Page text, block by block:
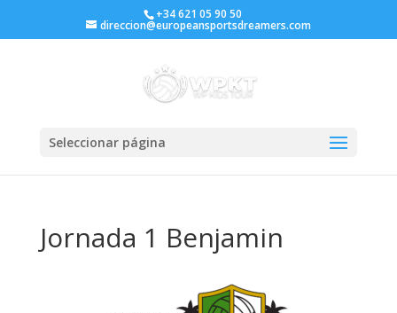
+34 621 05 90 50
direccion@europeansportsdreamers.com
Seleccionar página
Jornada 1 Benjamin